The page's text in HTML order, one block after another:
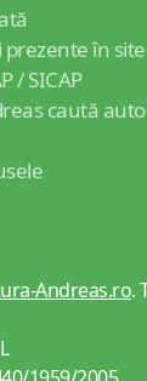
prezente în site
/ SICAP
caută
Andreas.ro.